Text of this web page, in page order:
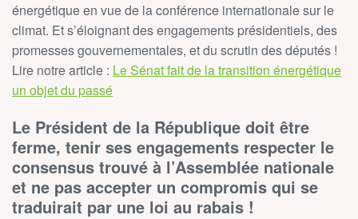
énergétique en vue de la conférence internationale sur le
climat. Et s’éloignant des engagements présidentiels, des
promesses gouvernementales, et du scrutin des députés !
Lire notre article : Le Sénat fait de la transition énergétique
un objet du passé
Le Président de la République doit être
ferme, tenir ses engagements respecter le
consensus trouvé à l’Assemblée nationale
et ne pas accepter un compromis qui se
traduirait par une loi au rabais !